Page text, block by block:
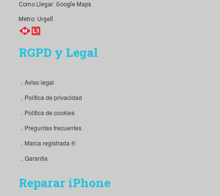
Como Llegar: Google Maps
Metro: Urgell
RGPD y Legal
．Aviso legal
．Política de privacidad
．Política de cookies
．Preguntas frecuentes
．Marca registrada ®
．Garantia
Reparar iPhone